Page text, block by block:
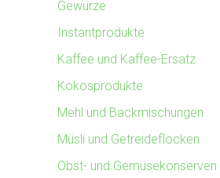
Gewürze
Instantprodukte
Kaffee und Kaffee-Ersatz
Kokosprodukte
Mehl und Backmischungen
Müsli und Getreideflocken
Obst- und Gemüsekonserven